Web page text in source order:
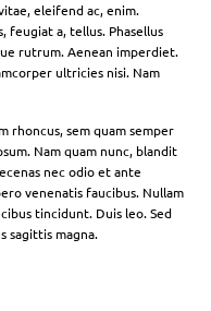
eleifend ac, enim.
feugiat a, tellus. Phasellus
rutrum. Aenean imperdiet.
ultricies nisi. Nam
rhoncus, sem quam semper
Nam quam nunc, blandit
nec odio et ante
venenatis faucibus. Nullam
tincidunt. Duis leo. Sed
sagittis magna.